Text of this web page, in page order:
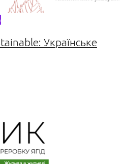
Українське